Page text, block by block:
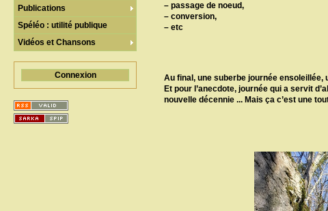
– passage de noeud,
– conversion,
– etc
Au final, une suberbe journée
Et pour l’anecdote, journée qui a servit
nouvelle décennie ... Mais ça c’est une
Publications
Spéléo : utilité publique
Vidéos et Chansons
Connexion